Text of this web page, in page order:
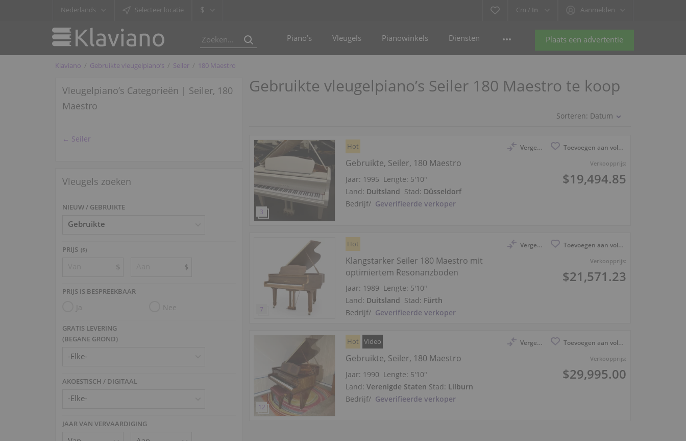
Nederlands Selecteer locatie $ Cm / In Aanmelden
Plaats een advertentie
Piano’s Vleugels Pianowinkels Diensten
Klaviano Gebruikte vleugelpiano’s Seiler 180 Maestro
Vleugelpiano’s Categorieën | Seiler, 180
Maestro
← Seiler
Vleugels zoeken
NIEUW / GEBRUIKTE
PRIJS ($)
$ $
PRIJS IS BESPREEKBAAR
Ja Nee
GRATIS LEVERING
(BEGANE GROND)
AKOESTISCH / DIGITAAL
JAAR VAN VERVAARDIGING
Gebruikte vleugelpiano’s Seiler 180 Maestro te koop
Sorteren: Datum
Vergelijk Toevoegen aan volglijst
Verkoopprijs:
$19,494.85
Hot
Gebruikte, Seiler, 180 Maestro
Jaar: 1995 Lengte: 5′10″
Land: Duitsland Stad: Düsseldorf
Bedrijf/ Geverifieerde verkoper
Vergelijk Toevoegen aan volglijst
Verkoopprijs:
$21,571.23
Hot
Klangstarker Seiler 180 Maestro mit
optimiertem Resonanzboden
Jaar: 1989 Lengte: 5′10″
Land: Duitsland Stad: Fürth
Bedrijf/ Geverifieerde verkoper
Vergelijk Toevoegen aan volglijst
Verkoopprijs:
$29,995.00
Hot Video
Gebruikte, Seiler, 180 Maestro
Jaar: 1990 Lengte: 5′10″
Land:Verenigde Staten Stad: Lilburn
Bedrijf/ Geverifieerde verkoper